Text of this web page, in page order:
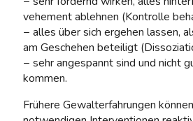
vehement ablehnen (Kontrolle
− alles über sich ergehen lassen,
am Geschehen beteiligt
− sehr angespannt sind und nicht
kommen.
Frühere Gewalterfahrungen